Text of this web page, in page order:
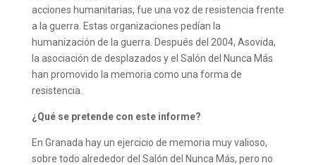
acciones humanitarias, fue una voz de resistencia frente
a la guerra. Estas organizaciones pedían la
humanización de la guerra. Después del 2004, Asovida,
la asociación de desplazados y el Salón del Nunca Más
han promovido la memoria como una forma de
resistencia.
¿Qué se pretende con este informe?
En Granada hay un ejercicio de memoria muy valioso,
sobre todo alrededor del Salón del Nunca Más, pero no